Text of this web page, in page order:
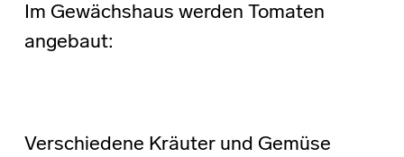
Im Gewächshaus werden Tomaten
angebaut:
Verschiedene Kräuter und Gemüse